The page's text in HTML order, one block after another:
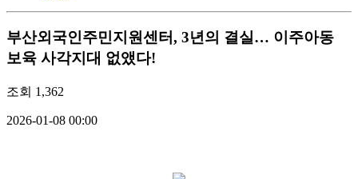
부산외국인주민지원센터, 3년의 결실… 이주아동
보육 사각지대 없앴다!
조회 1,362
2026-01-08 00:00